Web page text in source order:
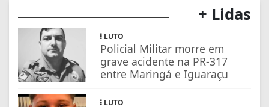
+ Lidas
LUTO
Policial Militar morre em
grave acidente na PR-317
entre Maringá e Iguaraçu
LUTO